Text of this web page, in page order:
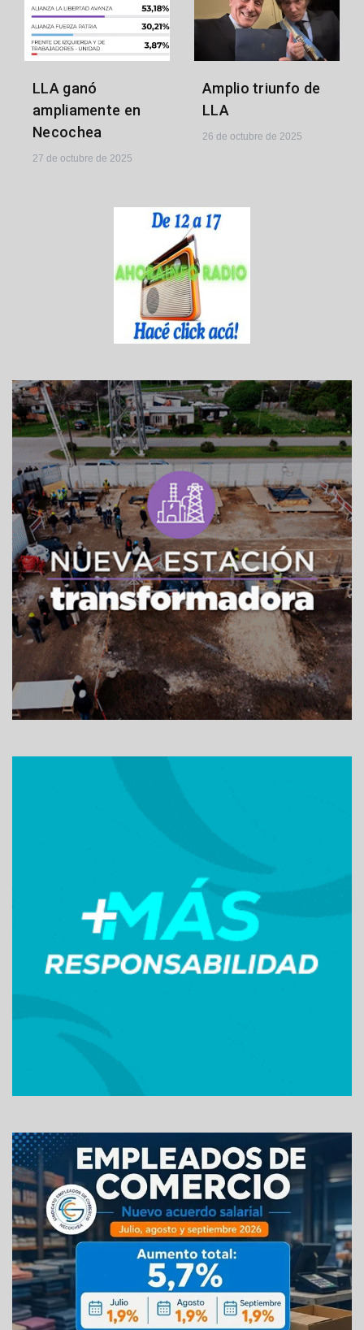
LLA ganó
ampliamente en
Necochea
27 de octubre de 2025
Amplio triunfo de
LLA
26 de octubre de 2025